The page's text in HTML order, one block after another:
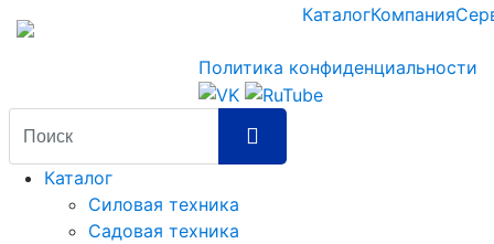
КаталогКомпания
Политика конфиденциальности
Каталог
Силовая техника
Садовая техника